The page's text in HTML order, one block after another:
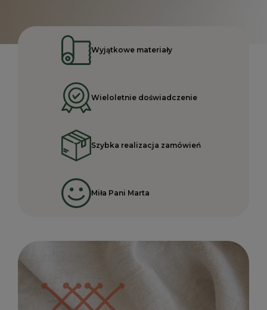
Wyjątkowe materiały
Wieloletnie doświadczenie
Szybka realizacja zamówień
Miła Pani Marta